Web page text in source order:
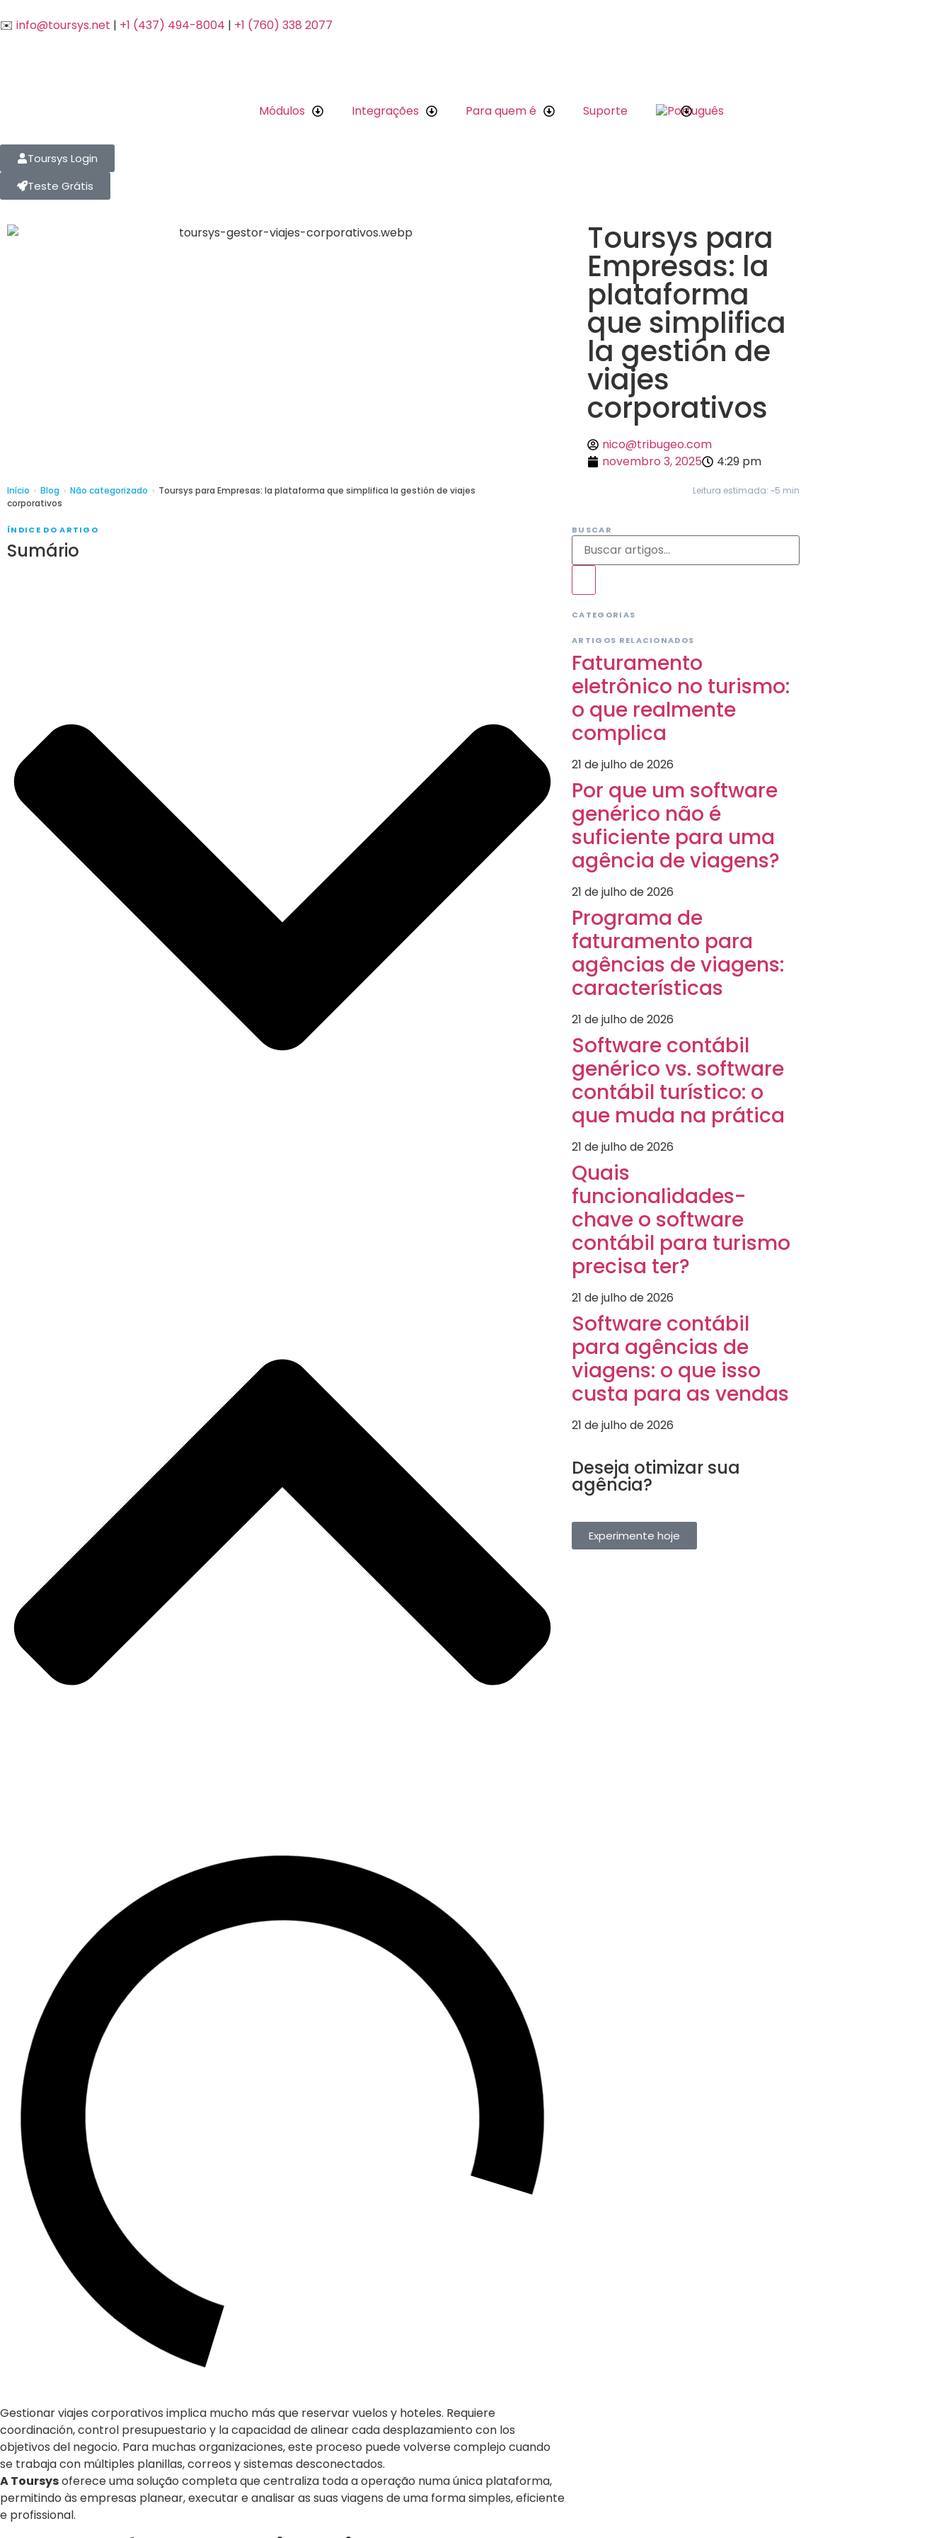
✉️ info@toursys.net | +1 (437) 494-8004 | +1 (760) 338 2077
Módulos Integrações Para quem é Suporte
Toursys Login
Teste Grátis
Toursys para
Empresas: la
plataforma
que simplifica
la gestión de
viajes
corporativos
nico@tribugeo.com
novembro 3, 2025
4:29 pm
Início › Blog › Não categorizado › Toursys para Empresas: la plataforma que simplifica la gestión de viajes
corporativos
Leitura estimada: ~5 min
ÍNDICE DO ARTIGO
Sumário
Gestionar viajes corporativos implica mucho más que reservar vuelos y hoteles. Requiere
coordinación, control presupuestario y la capacidad de alinear cada desplazamiento con los
objetivos del negocio. Para muchas organizaciones, este proceso puede volverse complejo cuando
se trabaja con múltiples planillas, correos y sistemas desconectados.
A Toursysoferece uma solução completa que centraliza toda a operação numa única plataforma,
permitindo às empresas planear, executar e analisar as suas viagens de uma forma simples, eficiente
e profissional.
BUSCAR
CATEGORIAS
ARTIGOS RELACIONADOS
Faturamento
eletrônico no turismo:
o que realmente
complica
21 de julho de 2026
Por que um software
genérico não é
suficiente para uma
agência de viagens?
21 de julho de 2026
Programa de
faturamento para
agências de viagens:
características
21 de julho de 2026
Software contábil
genérico vs. software
contábil turístico: o
que muda na prática
21 de julho de 2026
Quais
funcionalidades-
chave o software
contábil para turismo
precisa ter?
21 de julho de 2026
Software contábil
para agências de
viagens: o que isso
custa para as vendas
21 de julho de 2026
Deseja otimizar sua
agência?
Experimente hoje